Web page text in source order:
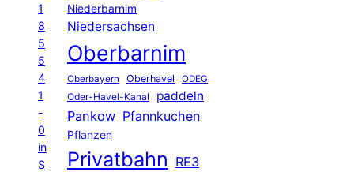
1
8
5
5
4
1
-
0
in
S
Niederbarnim
Niedersachsen
Oberbarnim
Oberbayern Oberhavel ODEG
Oder-Havel-Kanal paddeln
Pankow Pfannkuchen
Pflanzen
Privatbahn RE3